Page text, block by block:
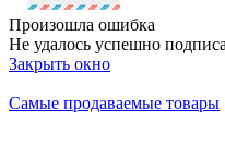
Произошла ошибка
Не удалось успешно
Закрыть окно
Самые продаваемые товары